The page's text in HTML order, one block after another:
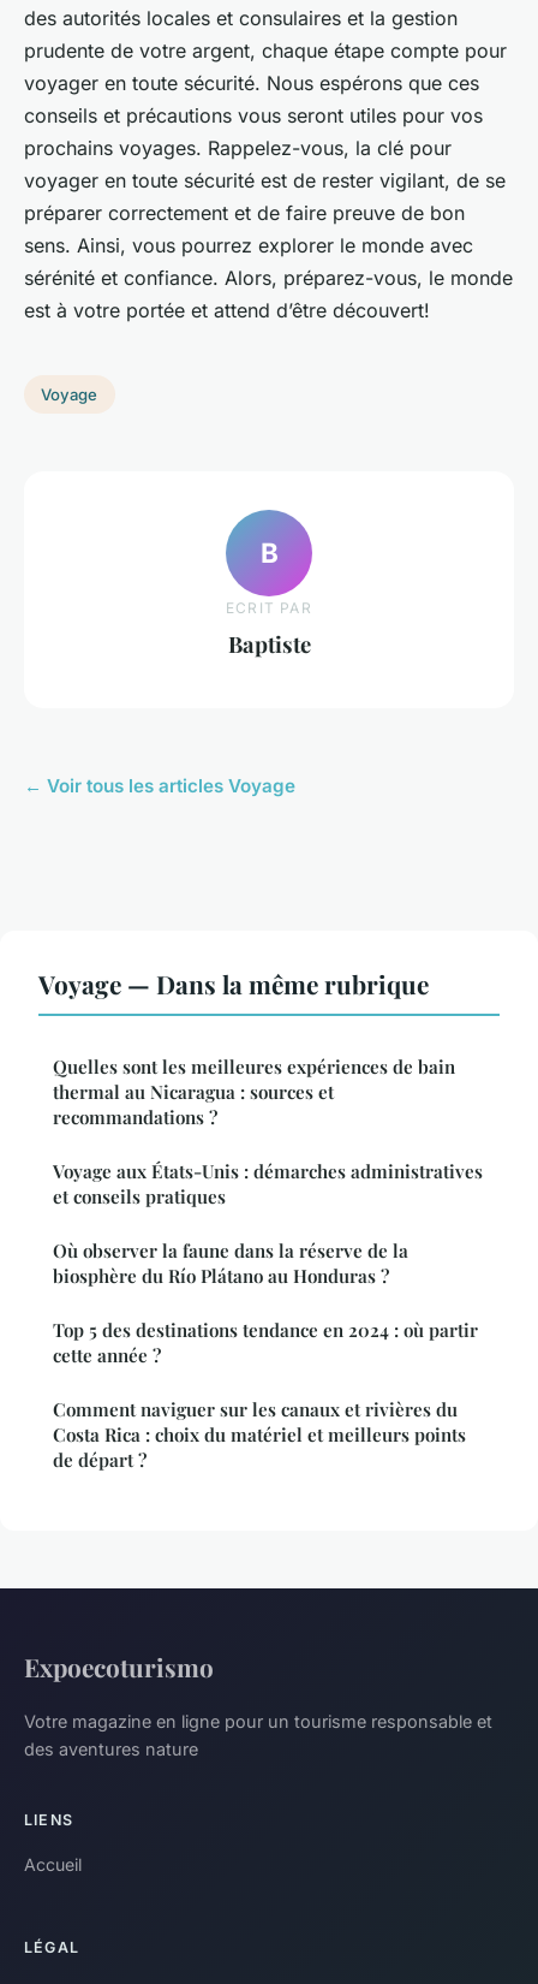
des autorités locales et consulaires et la gestion
prudente de votre argent, chaque étape compte pour
voyager en toute sécurité. Nous espérons que ces
conseils et précautions vous seront utiles pour vos
prochains voyages. Rappelez-vous, la clé pour
voyager en toute sécurité est de rester vigilant, de se
préparer correctement et de faire preuve de bon
sens. Ainsi, vous pourrez explorer le monde avec
sérénité et confiance. Alors, préparez-vous, le monde
est à votre portée et attend d’être découvert!
Voyage
B
ECRIT PAR
Baptiste
← Voir tous les articles Voyage
Voyage — Dans la même rubrique
Quelles sont les meilleures expériences de bain
thermal au Nicaragua : sources et
recommandations ?
Voyage aux États-Unis : démarches administratives
et conseils pratiques
Où observer la faune dans la réserve de la
biosphère du Río Plátano au Honduras ?
Top 5 des destinations tendance en 2024 : où partir
cette année ?
Comment naviguer sur les canaux et rivières du
Costa Rica : choix du matériel et meilleurs points
de départ ?
Expoecoturismo
Votre magazine en ligne pour un tourisme responsable et
des aventures nature
LIENS
Accueil
LÉGAL